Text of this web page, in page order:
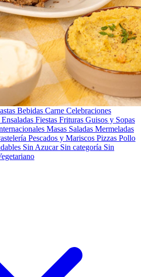
Bebidas Carne Celebraciones
Ensaladas Fiestas Frituras Guisos y Sopas
Masas Saladas Mermeladas
Pescados y Mariscos Pizzas Pollo
Sin Azucar Sin categoría Sin